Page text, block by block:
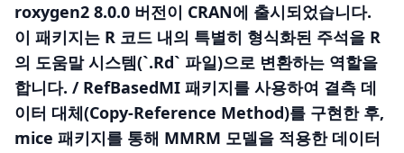
roxygen2 8.0.0 버전이 CRAN에 출시되었습니다.
이 패키지는 R 코드 내의 특별히 형식화된 주석을 R
의 도움말 시스템(`.Rd` 파일)으로 변환하는 역할을
합니다. / RefBasedMI 패키지를 사용하여 결측 데
이터 대체(Copy-Reference Method)를 구현한 후,
mice 패키지를 통해 MMRM 모델을 적용한 데이터